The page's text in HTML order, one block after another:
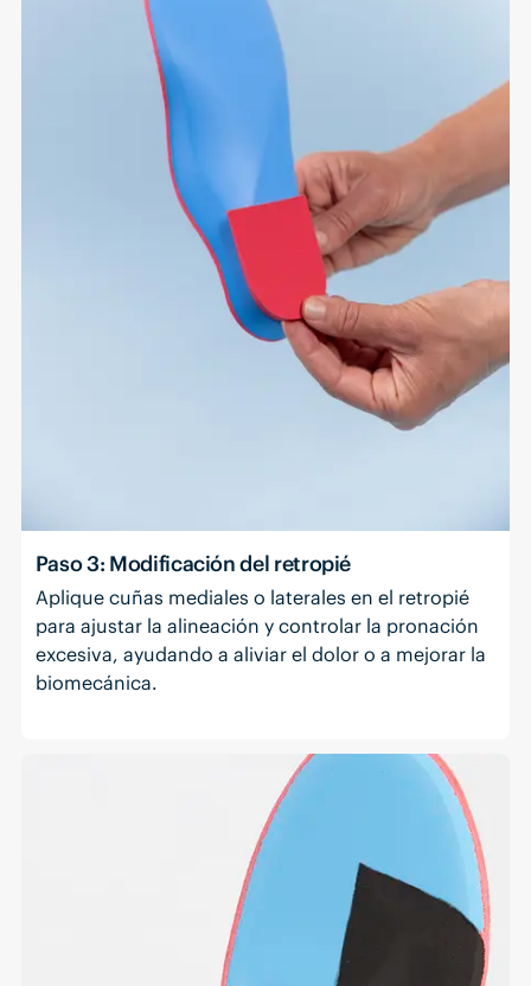
Paso 3: Modificación del retropié
Aplique cuñas mediales o laterales en el retropié
para ajustar la alineación y controlar la pronación
excesiva, ayudando a aliviar el dolor o a mejorar la
biomecánica.